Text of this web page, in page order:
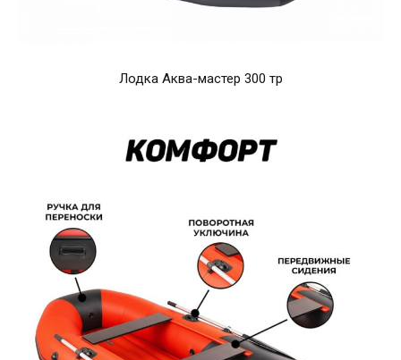
Лодка Аква-мастер 300 тр